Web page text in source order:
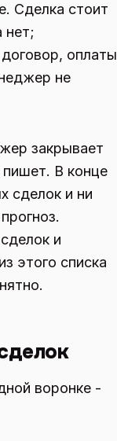
Сделка стоит
нет;
оплаты
не
закрывает
пишет. В конце
сделок и ни
и
этого списка
воронке -